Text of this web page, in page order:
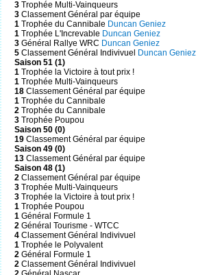
3 Trophée Multi-Vainqueurs
3 Classement Général par équipe
1 Trophée du Cannibale Duncan Geniez
1 Trophée L'Increvable Duncan Geniez
3 Général Rallye WRC Duncan Geniez
5 Classement Général Indivivuel
Duncan Geniez
Saison 51 (1)
1 Trophée la Victoire à tout prix !
1 Trophée Multi-Vainqueurs
18 Classement Général par équipe
1 Trophée du Cannibale
2 Trophée du Cannibale
3 Trophée Poupou
Saison 50 (0)
19 Classement Général par équipe
Saison 49 (0)
13 Classement Général par équipe
Saison 48 (1)
2 Classement Général par équipe
3 Trophée Multi-Vainqueurs
3 Trophée la Victoire à tout prix !
1 Trophée Poupou
1 Général Formule 1
2 Général Tourisme - WTCC
4 Classement Général Indivivuel
1 Trophée le Polyvalent
2 Général Formule 1
2 Classement Général Indivivuel